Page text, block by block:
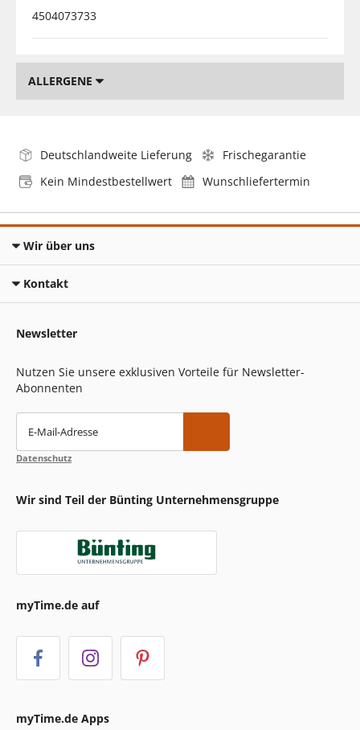
4504073733
ALLERGENE
Deutschlandweite Lieferung
Frischegarantie
Kein Mindestbestellwert
Wunschliefertermin
Wir über uns
Kontakt
Newsletter
Nutzen Sie unsere exklusiven Vorteile für Newsletter-
Abonnenten
E-Mail-Adresse
Datenschutz
Wir sind Teil der Bünting Unternehmensgruppe
myTime.de auf
myTime.de Apps